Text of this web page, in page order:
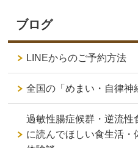
ブログ
LINEからのご予約方法
全国の「めまい・自律神
過敏性腸症候群・逆流性
に読んでほしい食生活